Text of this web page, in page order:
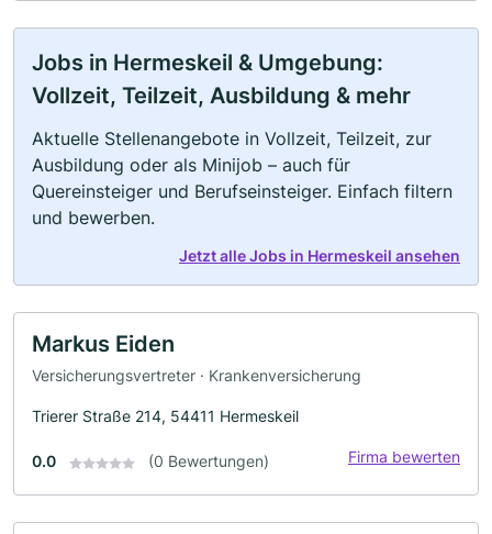
Jobs in Hermeskeil & Umgebung:
Vollzeit, Teilzeit, Ausbildung & mehr
Aktuelle Stellenangebote in Vollzeit, Teilzeit, zur
Ausbildung oder als Minijob – auch für
Quereinsteiger und Berufseinsteiger. Einfach filtern
und bewerben.
Jetzt alle Jobs in Hermeskeil ansehen
Markus Eiden
Versicherungsvertreter · Krankenversicherung
Trierer Straße 214, 54411 Hermeskeil
0.0 (0 Bewertungen) Firma bewerten